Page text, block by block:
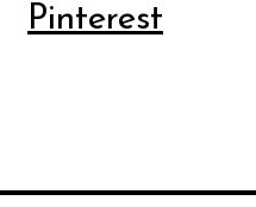
Pinterest